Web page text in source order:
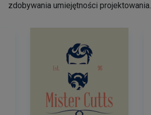
zdobywania umiejętności projektowania.